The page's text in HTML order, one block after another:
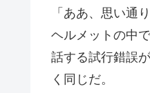
「ああ、思い通
ヘルメットの中
話する試行錯誤
く同じだ。